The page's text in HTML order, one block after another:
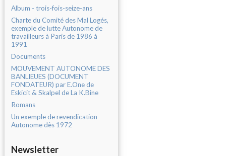
Album - trois-fois-seize-ans
Charte du Comité des Mal Logés,
exemple de lutte Autonome de
travailleurs à Paris de 1986 à
1991
Documents
MOUVEMENT AUTONOME DES
BANLIEUES (DOCUMENT
FONDATEUR) par E.One de
Eskicit & Skalpel de La K.Bine
Romans
Un exemple de revendication
Autonome dès 1972
Newsletter